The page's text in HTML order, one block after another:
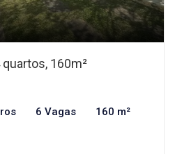
160m²
6 Vagas 160 m²